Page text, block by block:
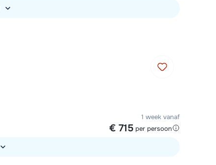
1 week vanaf
€ 715 per persoon